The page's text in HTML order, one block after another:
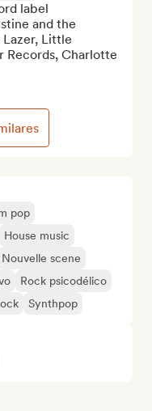
pop
House music
Nouvelle scene
Rock psicodélico
Synthpop
label
and the
Lazer, Little
Records, Charlotte